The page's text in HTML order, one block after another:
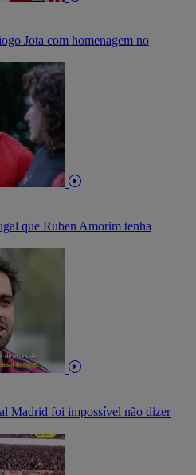
Jota com homenagem no
que Ruben Amorim tenha
Madrid foi impossível não dizer